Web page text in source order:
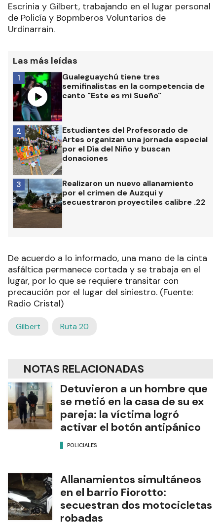
Escrinia y Gilbert, trabajando en el lugar personal
de Policía y Bopmberos Voluntarios de
Urdinarrain.
Las más leídas
Gualeguaychú tiene tres
semifinalistas en la competencia de
canto "Este es mi Sueño"
1
Estudiantes del Profesorado de
Artes organizan una jornada especial
por el Día del Niño y buscan
donaciones
2
Realizaron un nuevo allanamiento
por el crimen de Auzqui y
secuestraron proyectiles calibre .22
3
De acuerdo a lo informado, una mano de la cinta
asfáltica permanece cortada y se trabaja en el
lugar, por lo que se requiere transitar con
precaución por el lugar del siniestro. (Fuente:
Radio Cristal)
Gilbert Ruta 20
NOTAS RELACIONADAS
Detuvieron a un hombre que
se metió en la casa de su ex
pareja: la víctima logró
activar el botón antipánico
POLICIALES
Allanamientos simultáneos
en el barrio Fiorotto:
secuestran dos motocicletas
robadas